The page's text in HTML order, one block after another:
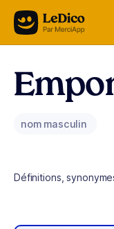
Aller au contenu
nom masculin
Définitions,